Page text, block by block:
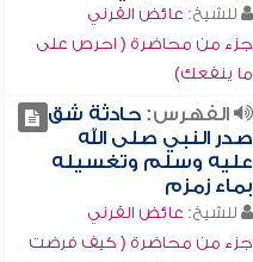
للشيخ: عائض القرني
جزء من محاضرة ( احرص على
ما ينفعك)
الفهرس:حادثة شق
صدر النبي صلى الله
عليه وسلم وتغسيله
بماء زمزم
للشيخ: عائض القرني
جزء من محاضرة ( كيف فرضت